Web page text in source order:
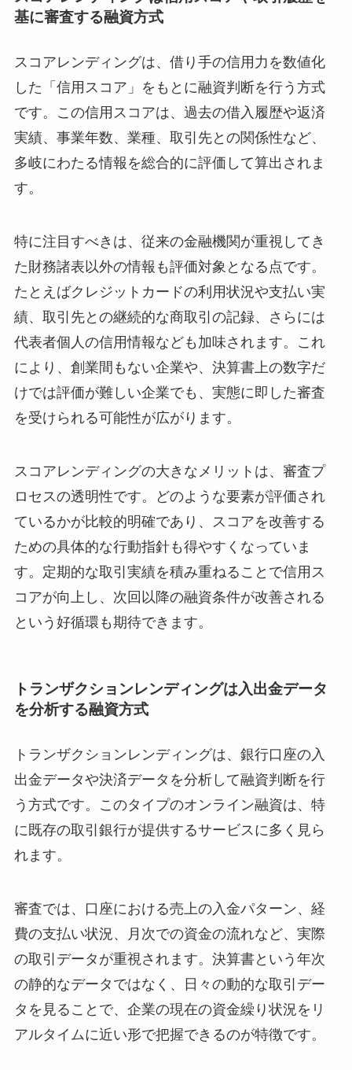
基に審査する融資方式
スコアレンディングは、借り手の信用力を数値化
した「信用スコア」をもとに融資判断を行う方式
です。この信用スコアは、過去の借入履歴や返済
実績、事業年数、業種、取引先との関係性など、
多岐にわたる情報を総合的に評価して算出されま
す。
特に注目すべきは、従来の金融機関が重視してき
た財務諸表以外の情報も評価対象となる点です。
たとえばクレジットカードの利用状況や支払い実
績、取引先との継続的な商取引の記録、さらには
代表者個人の信用情報なども加味されます。これ
により、創業間もない企業や、決算書上の数字だ
けでは評価が難しい企業でも、実態に即した審査
を受けられる可能性が広がります。
スコアレンディングの大きなメリットは、審査プ
ロセスの透明性です。どのような要素が評価され
ているかが比較的明確であり、スコアを改善する
ための具体的な行動指針も得やすくなっていま
す。定期的な取引実績を積み重ねることで信用ス
コアが向上し、次回以降の融資条件が改善される
という好循環も期待できます。
トランザクションレンディングは入出金データ
を分析する融資方式
トランザクションレンディングは、銀行口座の入
出金データや決済データを分析して融資判断を行
う方式です。このタイプのオンライン融資は、特
に既存の取引銀行が提供するサービスに多く見ら
れます。
審査では、口座における売上の入金パターン、経
費の支払い状況、月次での資金の流れなど、実際
の取引データが重視されます。決算書という年次
の静的なデータではなく、日々の動的な取引デー
タを見ることで、企業の現在の資金繰り状況をリ
アルタイムに近い形で把握できるのが特徴です。